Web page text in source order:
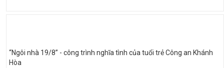
“Ngôi nhà 19/8” - công trình nghĩa tình của tuổi trẻ Công an Khánh
Hòa